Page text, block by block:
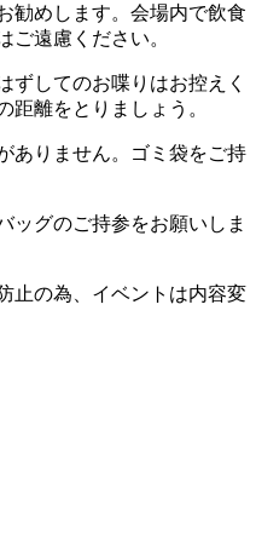
勧めします。会場内で飲食
ご遠慮ください。
ずしてのお喋りはお控えく
距離をとりましょう。
ありません。ゴミ袋をご持
ッグのご持参をお願いしま
止の為、イベントは内容変